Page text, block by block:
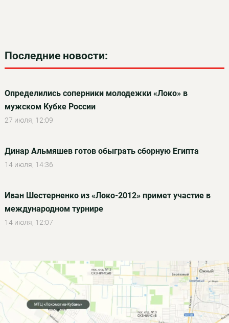
Последние новости:
Определились соперники молодежки «Локо» в
мужском Кубке России
27 июля, 12:09
Динар Альмяшев готов обыграть сборную Египта
14 июля, 14:36
Иван Шестерненко из «Локо-2012» примет участие в
международном турнире
14 июля, 12:07